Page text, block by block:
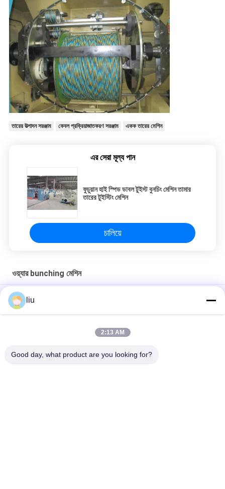
তারের উত্পাদন সরঞ্জাম কেবল প্রক্রিয়াজাতকরণ সরঞ্জাম একক তারের মেশিন
এর সেরা মূল্য পান
ফুচুয়ান হাই স্পিড ডাবল টুইস্ট বুনচিং মেশিন তামার
তারের টুইস্টিং মেশিন
চালিয়ে
ওয়্যার bunching মেশিন
Φ1.0 - 12.0 মিমি বাইরের ডায়া জন্য দ্রুত গতির তামা তারের twisting মেশিন
তামার তারের কোর তারের জন্য ডাবল টুইস্ট ব্যাচিং মেশিন
Φ0.40-φ6 বর্গ মিটার ক্রস সেকশন এলাকা স্বয়ংক্রিয় তারের Bunching মেশিন
liu
2:13 AM
Good day, what product are you looking for?